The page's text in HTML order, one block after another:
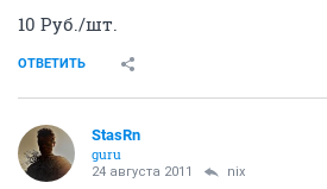
10 Руб./шт.
ОТВЕТИТЬ
StasRn
guru
24 августа 2011 nix